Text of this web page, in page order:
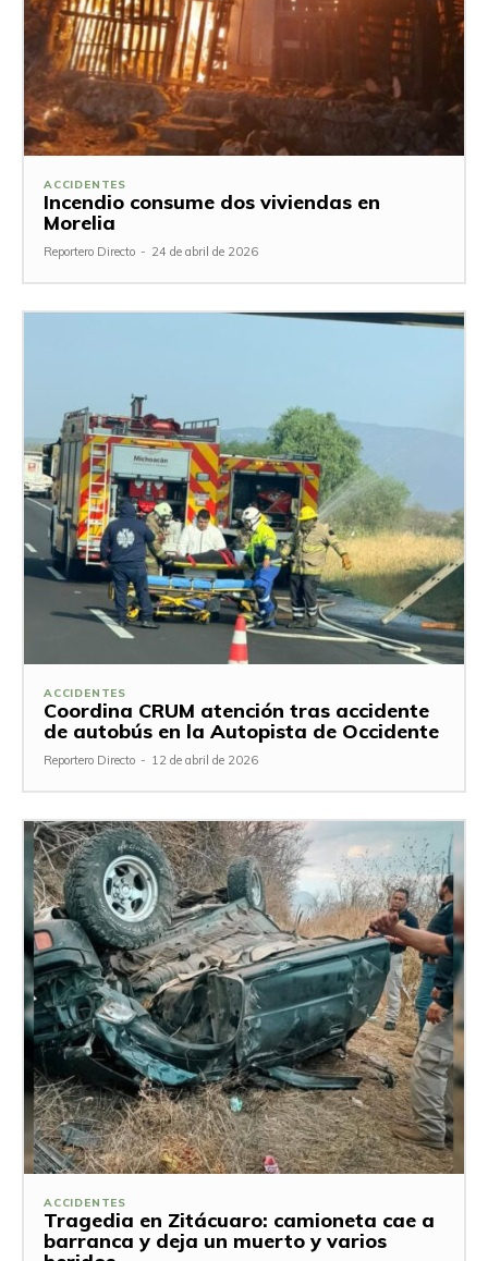
ACCIDENTES
Incendio consume dos viviendas en
Morelia
Reportero Directo - 24 de abril de 2026
ACCIDENTES
Coordina CRUM atención tras accidente
de autobús en la Autopista de Occidente
Reportero Directo - 12 de abril de 2026
ACCIDENTES
Tragedia en Zitácuaro: camioneta cae a
barranca y deja un muerto y varios